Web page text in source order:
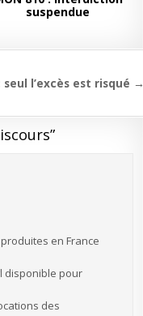
suspendue
seul l’excès est risqué →
”
en France
disponible pour
des